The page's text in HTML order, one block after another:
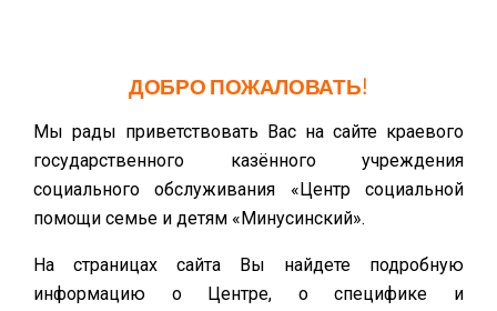
ДОБРО ПОЖАЛОВАТЬ!
Мы рады приветствовать Вас на сайте краевого
государственного казённого учреждения
социального обслуживания «Центр социальной
помощи семье и детям «Минусинский».
На страницах сайта Вы найдете подробную
информацию о Центре, о специфике и